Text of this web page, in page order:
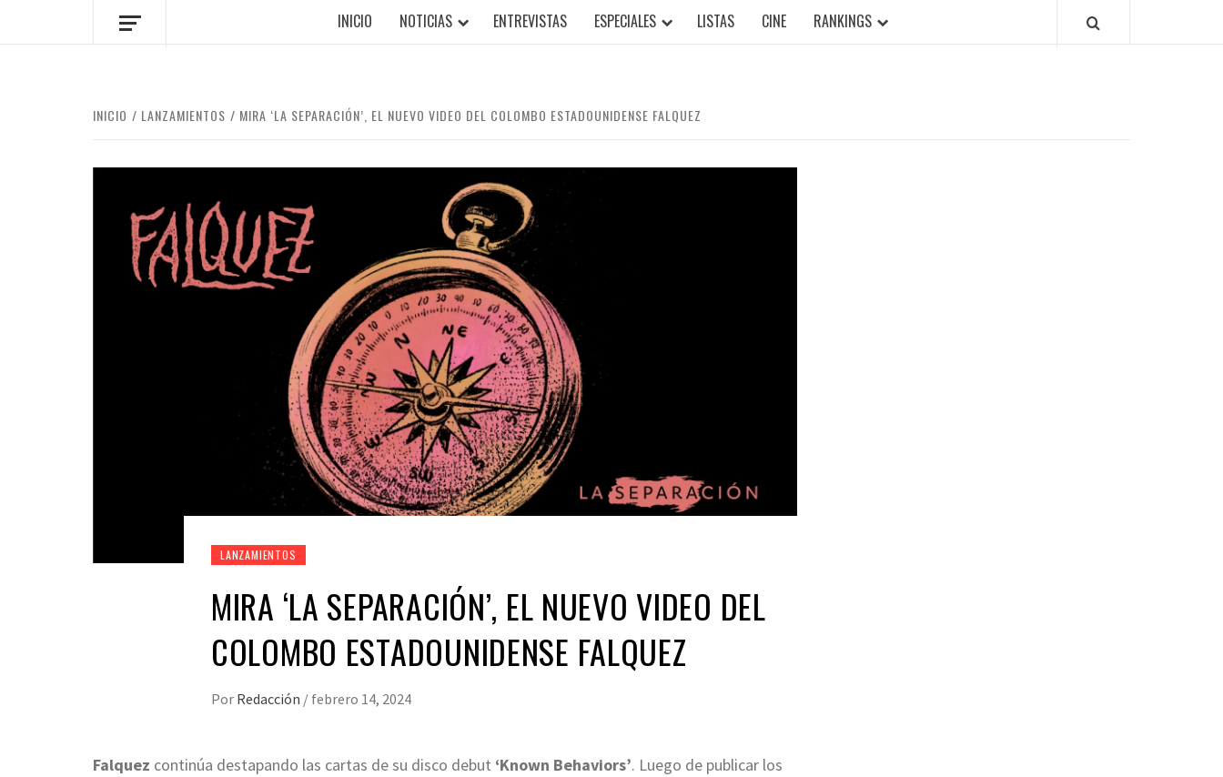
INICIO NOTICIAS ENTREVISTAS ESPECIALES LISTAS CINE RANKINGS
INICIO LANZAMIENTOS MIRA ‘LA SEPARACIÓN’, EL NUEVO VIDEO DEL COLOMBO ESTADOUNIDENSE FALQUEZ
LANZAMIENTOS
MIRA ‘LA SEPARACIÓN’, EL NUEVO VIDEO DEL
COLOMBO ESTADOUNIDENSE FALQUEZ
Por Redacción / febrero 14, 2024
Falquez continúa destapando las cartas de su disco debut ‘Known Behaviors’. Luego de publicar los